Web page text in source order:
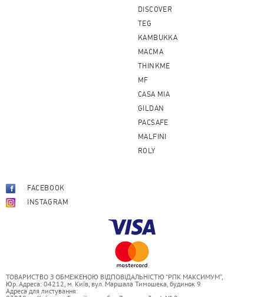
DISCOVER
TEG
KAMBUKKA
MACMA
THINKME
MF
CASA MIA
GILDAN
PACSAFE
MALFINI
ROLY
FACEBOOK
INSTAGRAM
ТОВАРИСТВО З ОБМЕЖЕНОЮ ВІДПОВІДАЛЬНІСТЮ “РПК МАКСИМУМ”,
Юр. Адреса: 04212, м. Київ, вул. Маршала Тимошека, будинок 9
Адреса для листування: